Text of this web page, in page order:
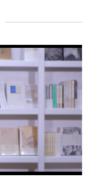
的美丽心灵》